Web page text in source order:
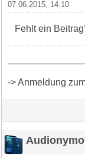
07.06.2015, 14:10
Fehlt ein
-> Anmeldung